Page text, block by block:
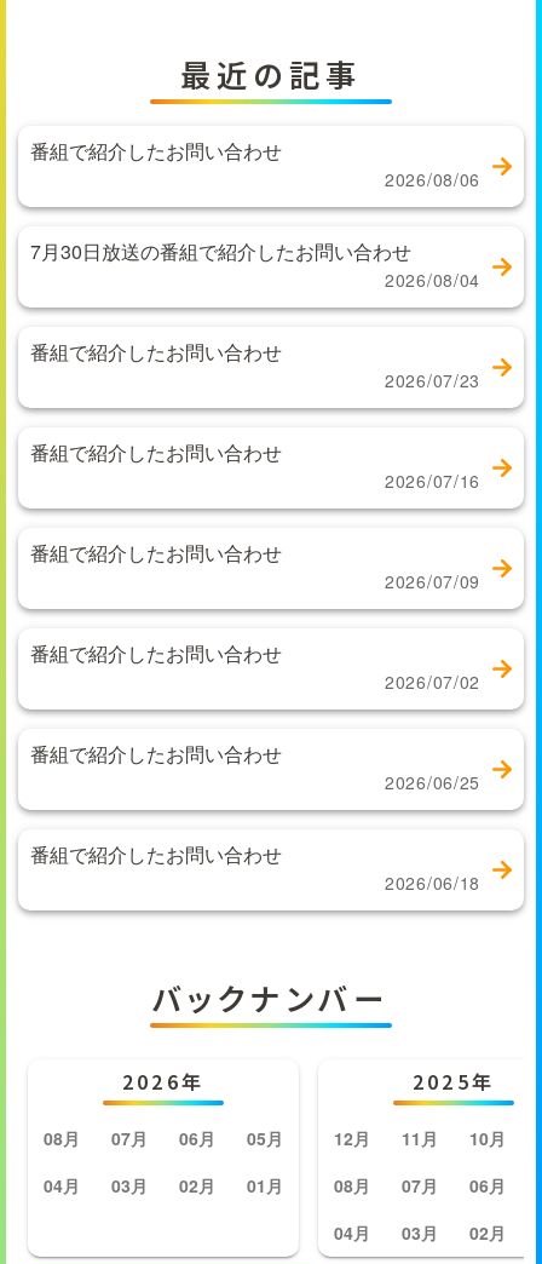
最近の記事
番組で紹介したお問い合わせ
2026/08/06
7月30日放送の番組で紹介したお問い合わせ
2026/08/04
番組で紹介したお問い合わせ
2026/07/23
番組で紹介したお問い合わせ
2026/07/16
番組で紹介したお問い合わせ
2026/07/09
番組で紹介したお問い合わせ
2026/07/02
番組で紹介したお問い合わせ
2026/06/25
番組で紹介したお問い合わせ
2026/06/18
バックナンバー
2026年
08月 07月 06月
05月
04月
03月 02月 01月
2025年
12月 11月 10月
08月
07月 06月
04月
03月 02月